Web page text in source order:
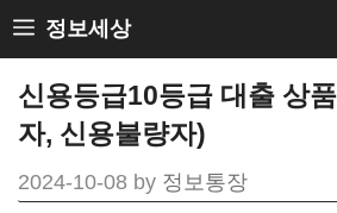
Skip
to
content
정보세상
신용등급10등급 대출 상
자, 신용불량자)
2024-10-08 by 정보통장